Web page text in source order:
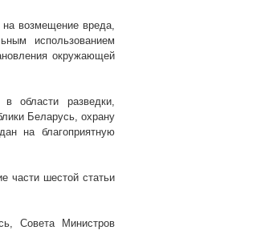
возмещение вреда,
использованием
окружающей
области разведки,
Беларусь, охрану
на благоприятную
части шестой статьи
Совета Министров